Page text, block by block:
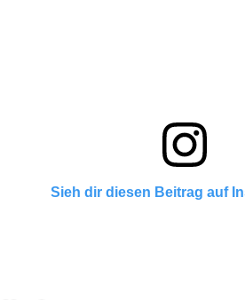
Sieh dir diesen Beitrag auf